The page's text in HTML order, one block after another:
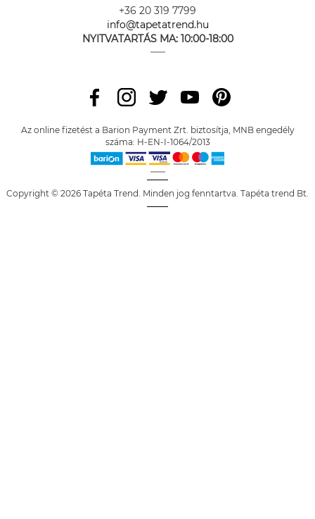
+36 20 319 7799
info@tapetatrend.hu
NYITVATARTÁS MA: 10:00-18:00
Az online fizetést a Barion Payment Zrt. biztosítja, MNB engedély
száma: H-EN-I-1064/2013
Copyright © 2026 Tapéta Trend. Minden jog fenntartva. Tapéta trend Bt.